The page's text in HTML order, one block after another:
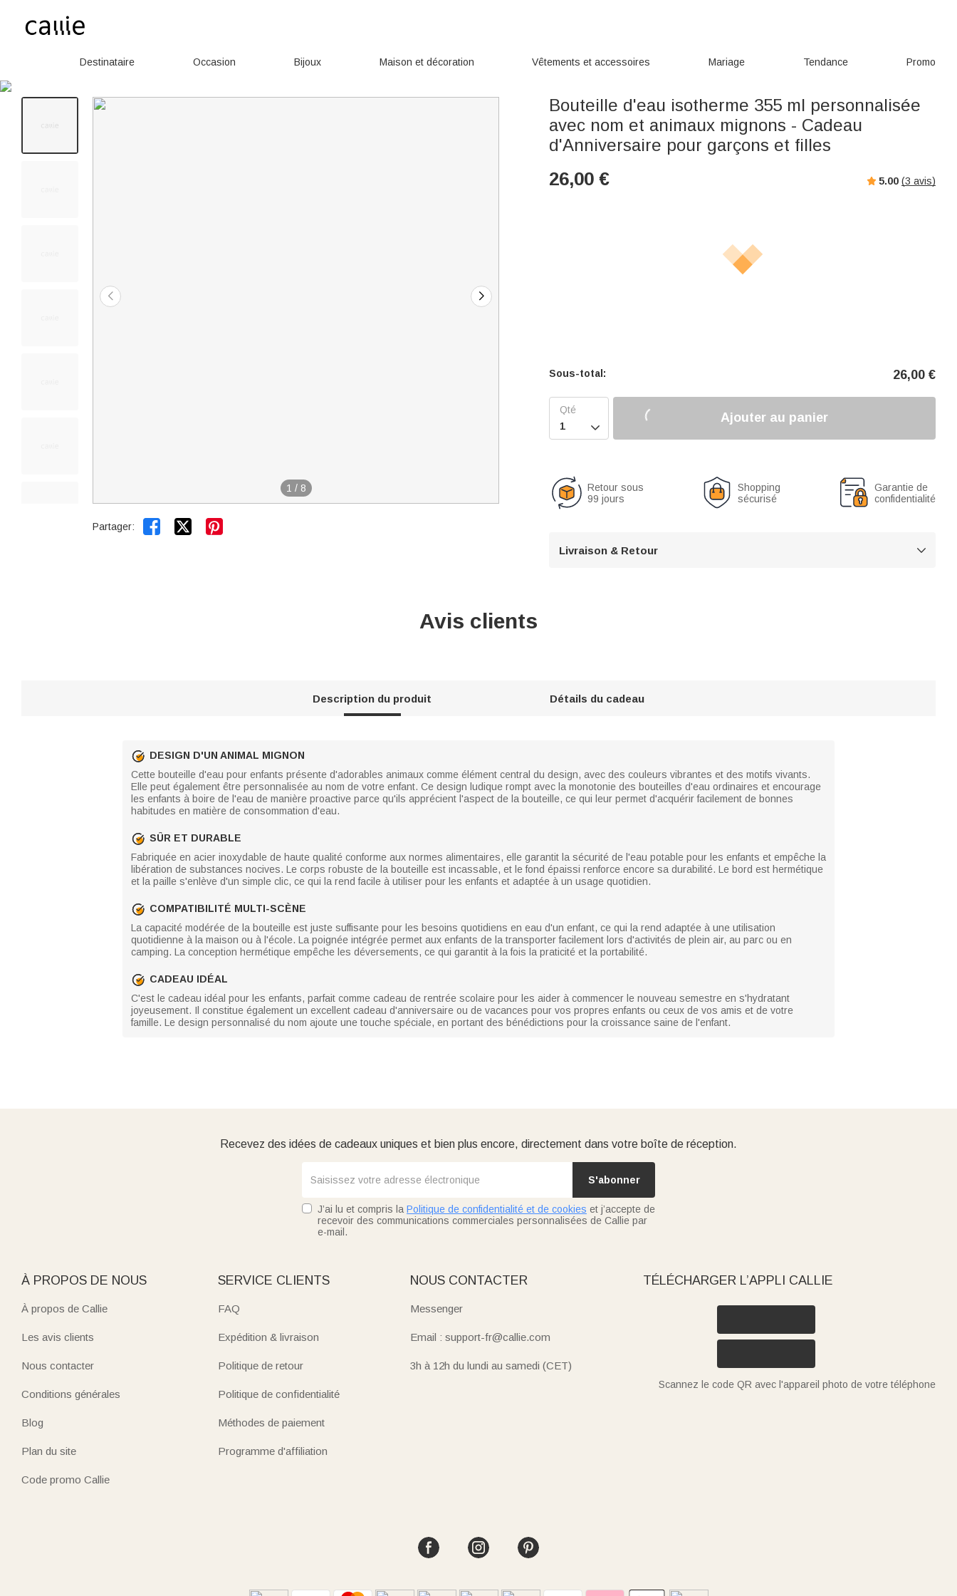
Destinataire Occasion Bijoux Maison et décoration Vêtements et accessoires Mariage Tendance Promo
1 / 8
Partager:  
Bouteille d'eau isotherme 355 ml personnalisée
avec nom et animaux mignons - Cadeau
d'Anniversaire pour garçons et filles
26,00 € 5.00 (3 avis)
Sous-total: 26,00 €

Ajouter au panier
Retour sous
99 jours
Shopping
sécurisé
Garantie de
confidentialité
Livraison & Retour 
Avis clients
Description du produit Détails du cadeau
DESIGN D'UN ANIMAL MIGNON
Cette bouteille d'eau pour enfants présente d'adorables animaux comme élément central du design, avec des couleurs vibrantes et des motifs vivants.
Elle peut également être personnalisée au nom de votre enfant. Ce design ludique rompt avec la monotonie des bouteilles d'eau ordinaires et encourage
les enfants à boire de l'eau de manière proactive parce qu'ils apprécient l'aspect de la bouteille, ce qui leur permet d'acquérir facilement de bonnes
habitudes en matière de consommation d'eau.
SÛR ET DURABLE
Fabriquée en acier inoxydable de haute qualité conforme aux normes alimentaires, elle garantit la sécurité de l'eau potable pour les enfants et empêche la
libération de substances nocives. Le corps robuste de la bouteille est incassable, et le fond épaissi renforce encore sa durabilité. Le bord est hermétique
et la paille s'enlève d'un simple clic, ce qui la rend facile à utiliser pour les enfants et adaptée à un usage quotidien.
COMPATIBILITÉ MULTI-SCÈNE
La capacité modérée de la bouteille est juste suffisante pour les besoins quotidiens en eau d'un enfant, ce qui la rend adaptée à une utilisation
quotidienne à la maison ou à l'école. La poignée intégrée permet aux enfants de la transporter facilement lors d'activités de plein air, au parc ou en
camping. La conception hermétique empêche les déversements, ce qui garantit à la fois la praticité et la portabilité.
CADEAU IDÉAL
C'est le cadeau idéal pour les enfants, parfait comme cadeau de rentrée scolaire pour les aider à commencer le nouveau semestre en s'hydratant
joyeusement. Il constitue également un excellent cadeau d'anniversaire ou de vacances pour vos propres enfants ou ceux de vos amis et de votre
famille. Le design personnalisé du nom ajoute une touche spéciale, en portant des bénédictions pour la croissance saine de l'enfant.
Recevez des idées de cadeaux uniques et bien plus encore, directement dans votre boîte de réception.
S'abonner
J’ai lu et compris la Politique de confidentialité et de cookies et j’accepte de
recevoir des communications commerciales personnalisées de Callie par
e-mail.
À PROPOS DE NOUS
À propos de Callie
Les avis clients
Nous contacter
Conditions générales
Blog
Plan du site
Code promo Callie
SERVICE CLIENTS
FAQ
Expédition & livraison
Politique de retour
Politique de confidentialité
Méthodes de paiement
Programme d'affiliation
NOUS CONTACTER
Messenger
Email : support-fr@callie.com
3h à 12h du lundi au samedi (CET)
TÉLÉCHARGER L’APPLI CALLIE
Scannez le code QR avec l'appareil photo de votre téléphone